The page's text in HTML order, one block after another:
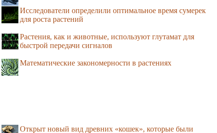
Исследователи определили оптимальное время сумерек
для роста растений
Растения, как и животные, используют глутамат для
быстрой передачи сигналов
Математические закономерности в растениях
Открыт новый вид древних «кошек», которые были